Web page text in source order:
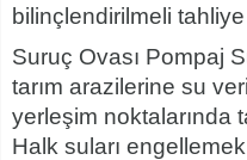
bilinçlendirilmeli tahliye
Suruç Ovası Pompaj
tarım arazilerine su
yerleşim noktalarında
Halk suları